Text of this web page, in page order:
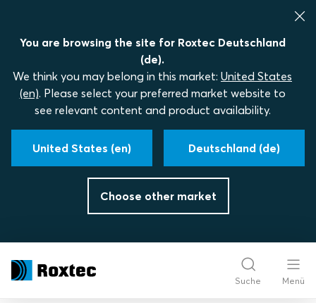
You are browsing the site for Roxtec Deutschland
(de).
We think you may belong in this market: United States
(en). Please select your preferred market website to
see relevant content and product availability.
United States (en) Deutschland (de)
Choose other market
Suche Menü